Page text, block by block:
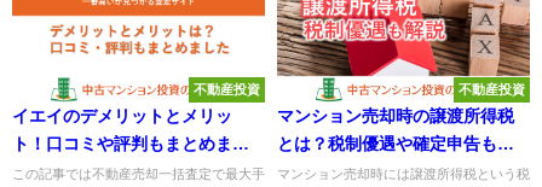
不動産投資
イエイのデメリットとメリッ
ト！口コミや評判もまとめまし
た
この記事では不動産売却一括査定で最大手
不動産投資
マンション売却時の譲渡所得税
とは？税制優遇や確定申告も解
説
マンション売却時には譲渡所得税という税